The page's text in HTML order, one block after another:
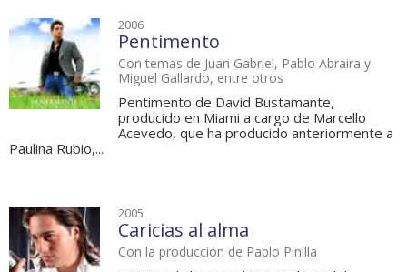
2006
Pentimento
Con temas de Juan Gabriel, Pablo Abraira y
Miguel Gallardo, entre otros
Pentimento de David Bustamante,
producido en Miami a cargo de Marcello
Acevedo, que ha producido anteriormente a
Paulina Rubio,...
2005
Caricias al alma
Con la producción de Pablo Pinilla